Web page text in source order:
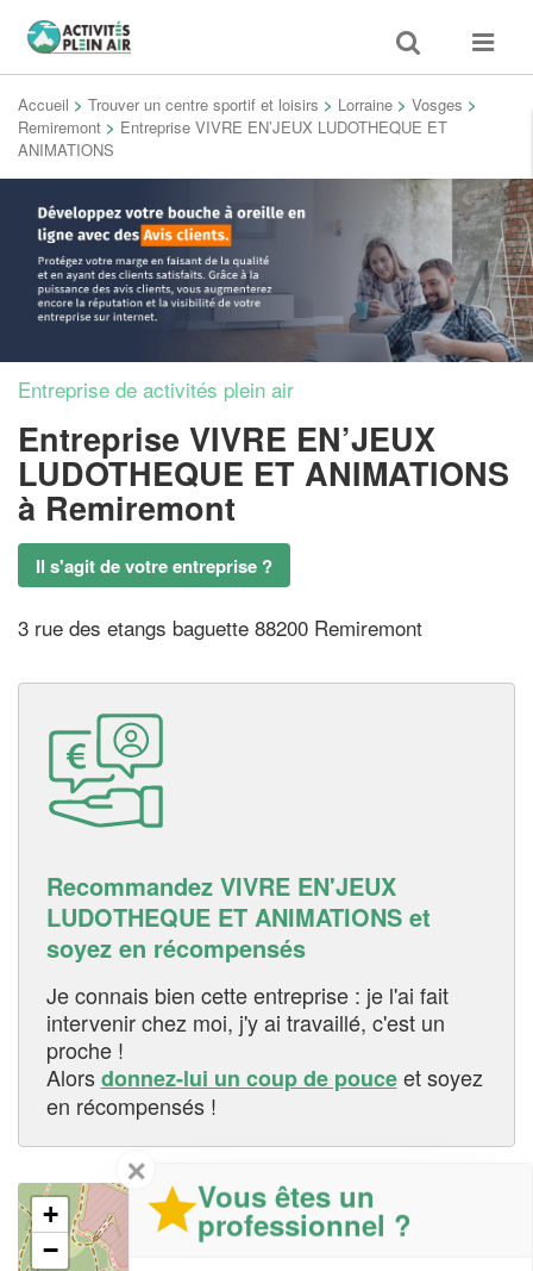
Toggle
search
Toggle
Accueil > Trouver un centre sportif et loisirs > Lorraine > Vosges >
Remiremont > Entreprise VIVRE EN’JEUX LUDOTHEQUE ET
ANIMATIONS
Entreprise de activités plein air
Entreprise VIVRE EN’JEUX
LUDOTHEQUE ET ANIMATIONS
à Remiremont
Il s'agit de votre entreprise ?
3 rue des etangs baguette 88200 Remiremont
Recommandez VIVRE EN'JEUX
LUDOTHEQUE ET ANIMATIONS et
soyez en récompensés
Je connais bien cette entreprise : je l'ai fait
intervenir chez moi, j'y ai travaillé, c'est un
proche !
Alorsdonnez-lui un coup de pouceet soyez
en récompensés !
+
−
✕
Vous êtes un
professionnel ?